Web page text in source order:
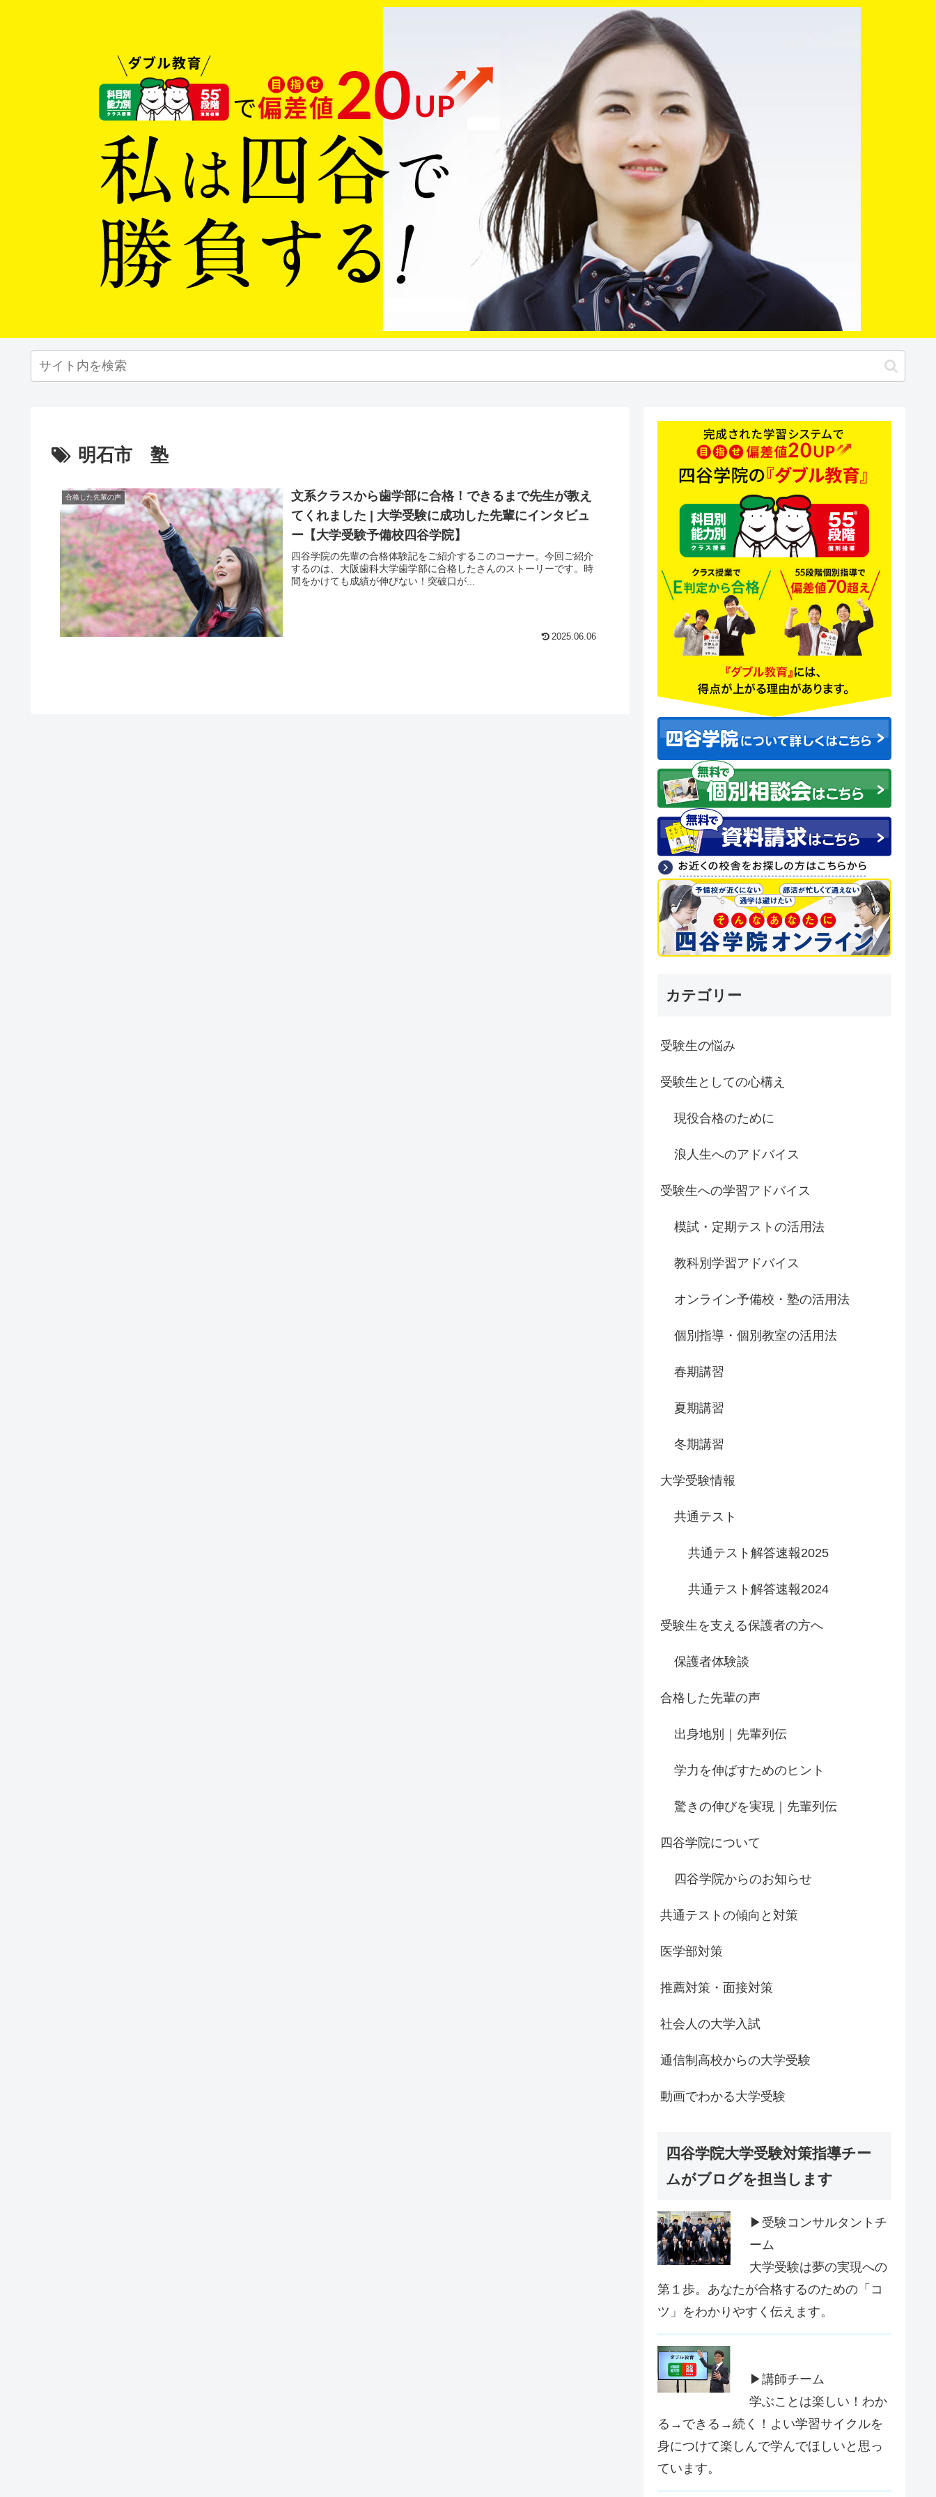
明石市 塾
合格した先輩の声
文系クラスから歯学部に合格！できるまで先生が教え
てくれました | 大学受験に成功した先輩にインタビュ
ー【大学受験予備校四谷学院】
四谷学院の先輩の合格体験記をご紹介するこのコーナー。今回ご紹介
するのは、大阪歯科大学歯学部に合格したさんのストーリーです。時
間をかけても成績が伸びない！突破口が...
2025.06.06
カテゴリー
受験生の悩み
受験生としての心構え
現役合格のために
浪人生へのアドバイス
受験生への学習アドバイス
模試・定期テストの活用法
教科別学習アドバイス
オンライン予備校・塾の活用法
個別指導・個別教室の活用法
春期講習
夏期講習
冬期講習
大学受験情報
共通テスト
共通テスト解答速報2025
共通テスト解答速報2024
受験生を支える保護者の方へ
保護者体験談
合格した先輩の声
出身地別｜先輩列伝
学力を伸ばすためのヒント
驚きの伸びを実現｜先輩列伝
四谷学院について
四谷学院からのお知らせ
共通テストの傾向と対策
医学部対策
推薦対策・面接対策
社会人の大学入試
通信制高校からの大学受験
動画でわかる大学受験
四谷学院大学受験対策指導チー
ムがブログを担当します
▶受験コンサルタントチ
ーム
大学受験は夢の実現への
第１歩。あなたが合格するのための「コ
ツ」をわかりやすく伝えます。
▶講師チーム
学ぶことは楽しい！わか
る→できる→続く！よい学習サイクルを
身につけて楽しんで学んでほしいと思っ
ています。